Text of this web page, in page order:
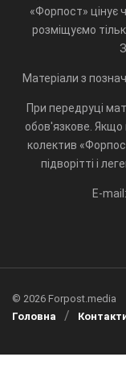
«Форпост» цінує
розміщуємо
Матеріали з
При передруці
обов'язкове. Якщо
колектив
підворітті і
E-
© 2026 Forpost.media
Головна